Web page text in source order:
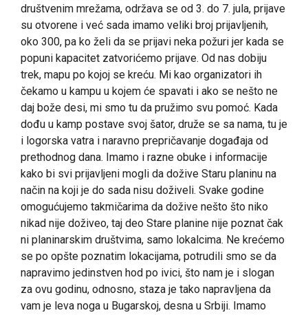
društvenim mrežama, održava se od 3. do 7. jula, prijave
su otvorene i već sada imamo veliki broj prijavljenih,
oko 300, pa ko želi da se prijavi neka požuri jer kada se
popuni kapacitet zatvorićemo prijave. Od nas dobiju
trek, mapu po kojoj se kreću. Mi kao organizatori ih
čekamo u kampu u kojem će spavati i ako se nešto ne
daj bože desi, mi smo tu da pružimo svu pomoć. Kada
dođu u kamp postave svoj šator, druže se sa nama, tu je
i logorska vatra i naravno prepričavanje događaja od
prethodnog dana. Imamo i razne obuke i informacije
kako bi svi prijavljeni mogli da dožive Staru planinu na
način na koji je do sada nisu doživeli. Svake godine
omogućujemo takmičarima da dožive nešto što niko
nikad nije doživeo, taj deo Stare planine nije poznat čak
ni planinarskim društvima, samo lokalcima. Ne krećemo
se po opšte poznatim lokacijama, potrudili smo se da
napravimo jedinstven hod po ivici, što nam je i slogan
za ovu godinu, odnosno, staza je tako napravljena da
vam je leva noga u Bugarskoj, desna u Srbiji. Imamo